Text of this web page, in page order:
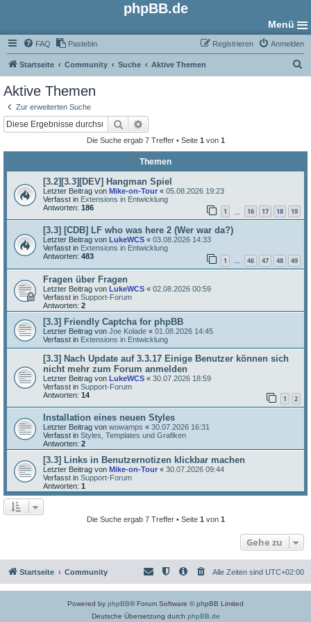
phpBB.de
Menü
FAQ Pastebin Anmelden
Registrieren
Startseite Community Suche Aktive Themen
Aktive Themen
Zur erweiterten Suche
Suche
Die Suche ergab 7 Treffer • Seite 1 von 1
Themen
[3.2][3.3][DEV] Hangman Spiel
Letzter Beitrag von Mike-on-Tour « 05.08.2026 19:23
Verfasst in Extensions in Entwicklung
Antworten: 186 1 16 17 18 19
[3.3] [CDB] LF who was here 2 (Wer war da?)
Letzter Beitrag von LukeWCS « 03.08.2026 14:33
Verfasst in Extensions in Entwicklung
Antworten: 483 1 … 46 47 48 49
Fragen über Fragen
Letzter Beitrag von LukeWCS « 02.08.2026 00:59
Verfasst in Support-Forum
Antworten: 2
[3.3] Friendly Captcha for phpBB
Letzter Beitrag von Joe Kolade « 01.08.2026 14:45
Verfasst in Extensions in Entwicklung
[3.3] Nach Update auf 3.3.17 Einige Benutzer können sich
nicht mehr zum Forum anmelden
Letzter Beitrag von LukeWCS « 30.07.2026 18:59
Verfasst in Support-Forum
Antworten: 14 1 2
Installation eines neuen Styles
Letzter Beitrag von wowamps « 30.07.2026 16:31
Verfasst in Styles, Templates und Grafiken
Antworten: 2
[3.3] Links in Benutzernotizen klickbar machen
Letzter Beitrag von Mike-on-Tour « 30.07.2026 09:44
Verfasst in Support-Forum
Antworten: 1
Die Suche ergab 7 Treffer • Seite 1von 1
Gehe zu
Startseite Community Alle Zeiten sind UTC+02:00
Powered by phpBB® Forum Software © phpBB Limited
Deutsche Übersetzung durch phpBB.de